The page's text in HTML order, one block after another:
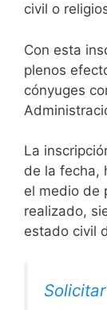
civil o
Con esta
plenos
cónyuges
La
de la fecha,
el medio de
realizado,
estado civil